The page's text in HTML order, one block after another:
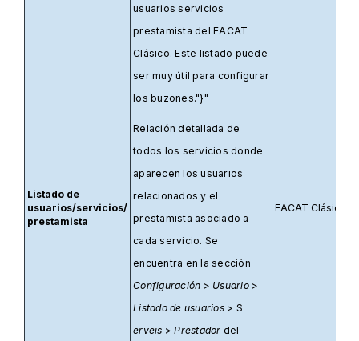
Listado de
usuarios/servicios/
prestamista
usuarios servicios
prestamista del EACAT
Clásico. Este listado puede
ser muy útil para configurar
los buzones."}"
Relación detallada de
todos los servicios donde
aparecen los usuarios
relacionados y el
prestamista asociado a
cada servicio. Se
encuentra en la sección
Configuración > Usuario>
Listado de usuarios> S
erveis >Prestador del
EACAT Clásico